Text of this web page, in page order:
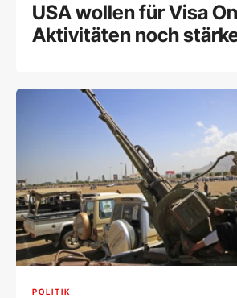
USA wollen für Visa
Aktivitäten noch
POLITIK